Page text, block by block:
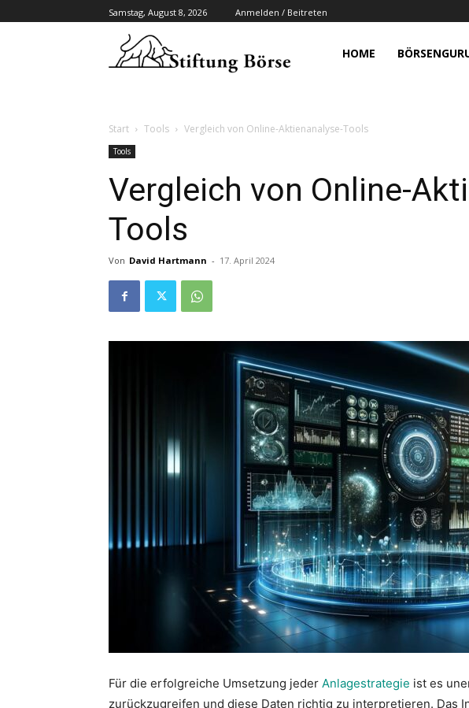
Samstag, August 8, 2026 Anmelden / Beitreten
HOME
Start Tools Vergleich von Online-Aktienanalyse-Tools
Tools
Vergleich von Online-
Tools
Von David Hartmann - 17. April 2024
Für die erfolgreiche Umsetzung jeder Anlagestrategie ist es
zurückzugreifen und diese Daten richtig zu interpretieren. Das